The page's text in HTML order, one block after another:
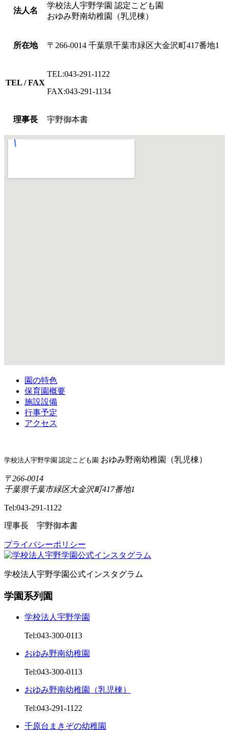
法人名
学校法人宇野学園 認定こども園
おゆみ野南幼稚園（乳児棟）
所在地 〒266-0014 千葉県千葉市緑区大金沢町417番地1
TEL / FAX
TEL:043-291-1122
FAX:043-291-1134
理事長 宇野御本書
園の特色
保育園概要
施設設備
行事予定
アクセス
学校法人宇野学園 認定こども園 おゆみ野南幼稚園（乳児棟）
〒266-0014
千葉県千葉市緑区大金沢町417番地1
Tel:043-291-1122
理事長 宇野御本書
プライバシーポリシー
学校法人宇野学園公式インスタグラム
学園系列園
学校法人宇野学園
Tel:043-300-0113
おゆみ野南幼稚園
Tel:043-300-0113
おゆみ野南幼稚園（乳児棟）
Tel:043-291-1122
千原台まきぞの幼稚園